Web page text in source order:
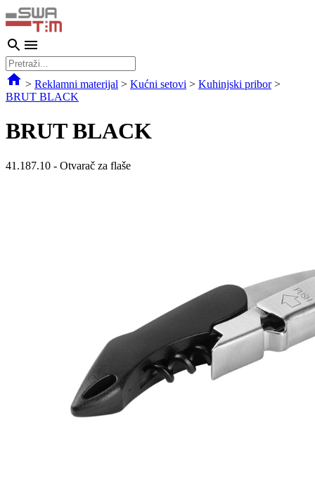
> Reklamni materijal > Kućni setovi > Kuhinjski pribor>
BRUT BLACK
BRUT BLACK
41.187.10 - Otvarač za flaše